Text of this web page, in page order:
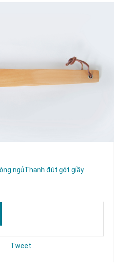
ngủThanh đút gót giầy
Tweet